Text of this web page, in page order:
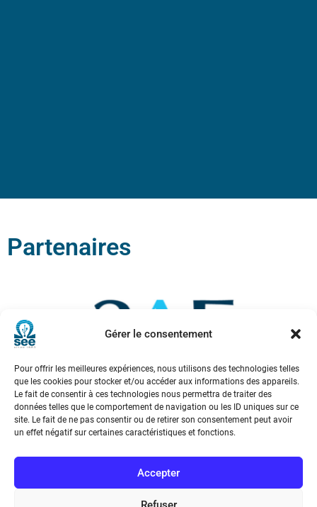
Gérer le consentement
Pour offrir les meilleures expériences, nous utilisons des technologies telles
que les cookies pour stocker et/ou accéder aux informations des appareils.
Le fait de consentir à ces technologies nous permettra de traiter des
données telles que le comportement de navigation ou les ID uniques sur ce
site. Le fait de ne pas consentir ou de retirer son consentement peut avoir
un effet négatif sur certaines caractéristiques et fonctions.
Accepter
Partenaires